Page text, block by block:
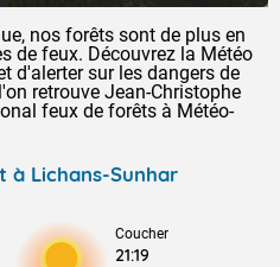
nos forêts sont de plus en
de feux. Découvrez la Météo
d'alerter sur les dangers de
retrouve Jean-Christophe
feux de forêts à Météo-
à Lichans-Sunhar
Coucher
21:19